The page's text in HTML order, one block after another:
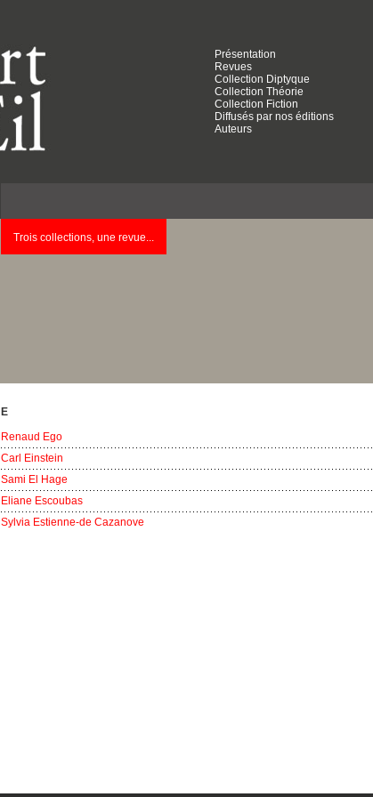
Présentation
Revues
Collection Diptyque
Collection Théorie
Collection Fiction
Diffusés par nos éditions
Auteurs
Trois collections, une revue...
E
Renaud Ego
Carl Einstein
Sami El Hage
Eliane Escoubas
Sylvia Estienne-de Cazanove